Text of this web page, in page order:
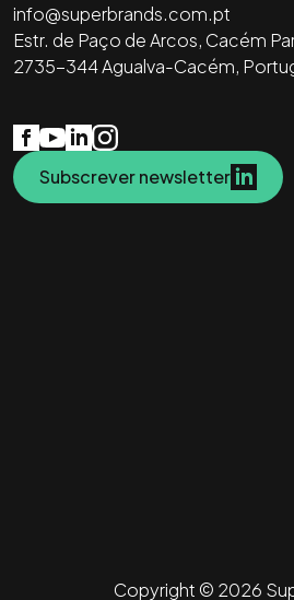
info@superbrands.com.pt
Estr. de Paço de Arcos, Cacém
2735-344 Agualva-Cacém,
Subscrever newsletter
Copyright © 2026